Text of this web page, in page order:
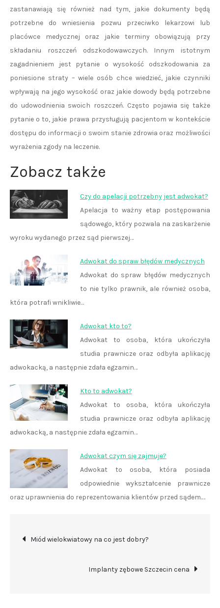
zastanawiają się również nad tym, jakie dokumenty będą
potrzebne do wniesienia pozwu przeciwko lekarzowi lub
placówce medycznej oraz jakie terminy obowiązują przy
składaniu roszczeń odszkodowawczych. Innym istotnym
zagadnieniem jest pytanie o wysokość odszkodowania za
poniesione straty – wiele osób chce wiedzieć, jakie czynniki
wpływają na jego wysokość oraz jakie dowody będą potrzebne
do udowodnienia swoich roszczeń. Często pojawia się także
pytanie o to, jakie prawa przysługują pacjentom w kontekście
dostępu do informacji o swoim stanie zdrowia oraz możliwości
wyrażenia zgody na leczenie.
Zobacz także
Czy do apelacji potrzebny jest adwokat?
Apelacja to ważny etap postępowania
sądowego, który pozwala na zaskarżenie
wyroku wydanego przez sąd pierwszej…
Adwokat do spraw błędów medycznych
Adwokat do spraw błędów medycznych
to nie tylko prawnik, ale również osoba,
która potrafi wnikliwie…
Adwokat kto to?
Adwokat to osoba, która ukończyła
studia prawnicze oraz odbyła aplikację
adwokacką, a następnie zdała egzamin…
Kto to adwokat?
Adwokat to osoba, która ukończyła
studia prawnicze oraz odbyła aplikację
adwokacką, a następnie zdała egzamin…
Adwokat czym się zajmuje?
Adwokat to osoba, która posiada
odpowiednie wykształcenie prawnicze
oraz uprawnienia do reprezentowania klientów przed sądem.…
Nawigacja
Miód wielokwiatowy na co jest dobry?
Implanty zębowe Szczecin cena